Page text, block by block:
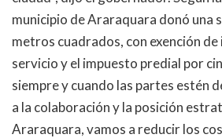
municipio de Araraquara donó una
metros cuadrados, con exención
servicio y el impuesto predial por
siempre y cuando las partes estén
a la colaboración y la posición
Araraquara, vamos a reducir los